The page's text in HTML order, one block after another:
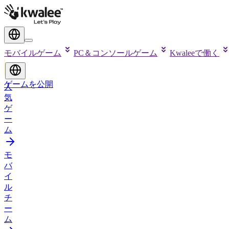
モバイルゲーム PC＆コンソールゲーム Kwaleeで働く
ゲームを公開
人
気
ゲ
ー
ム
モ
バ
イ
ル
チ
ー
ム